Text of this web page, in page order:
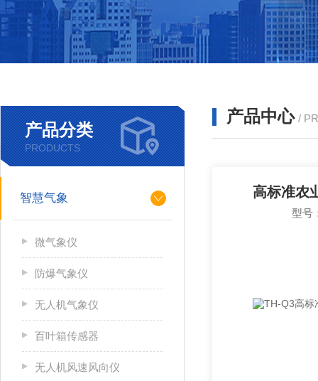
产品分类
PRODUCTS
智慧气象
微气象仪
防爆气象仪
无人机气象仪
百叶箱传感器
无人机风速风向仪
产品中心 /
高标准农
型号